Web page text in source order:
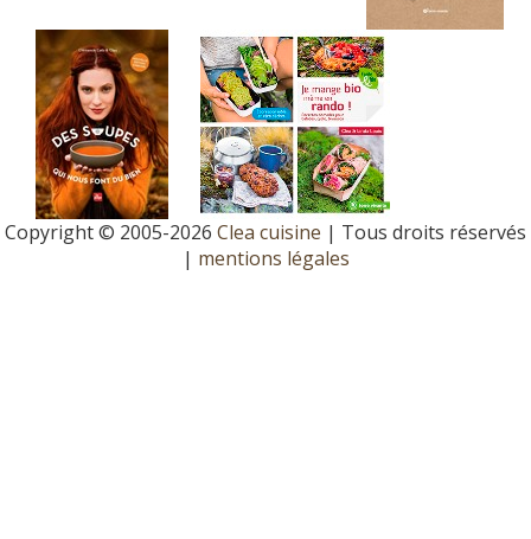
Copyright © 2005-2026 Clea cuisine | Tous droits réservés
| mentions légales